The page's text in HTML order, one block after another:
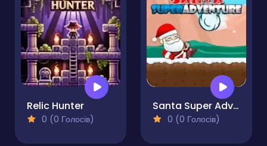
Relic Hunter
0 (0 Голосів)
Santa Super Adventure
0 (0 Голосів)